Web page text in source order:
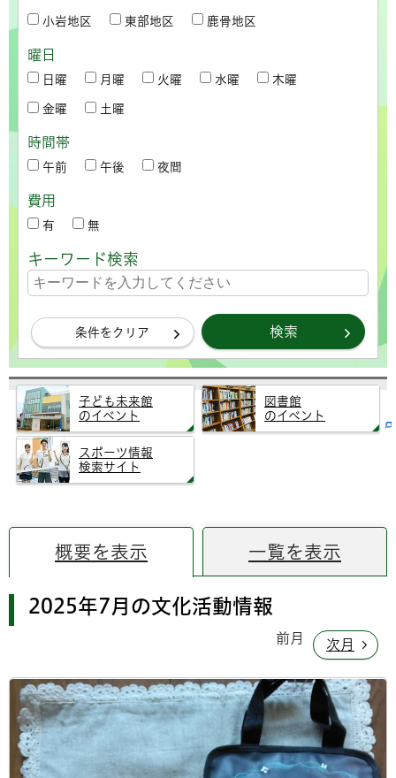
小岩地区 東部地区 鹿骨地区
曜日
日曜 月曜 火曜 水曜 木曜
金曜 土曜
時間帯
午前 午後 夜間
費用
有 無
キーワード検索
条件をクリア
子ども未来館
のイベント
図書館
のイベント
スポーツ情報
検索サイト
概要を表示 一覧を表示
2025年7月の文化活動情報
前月 次月